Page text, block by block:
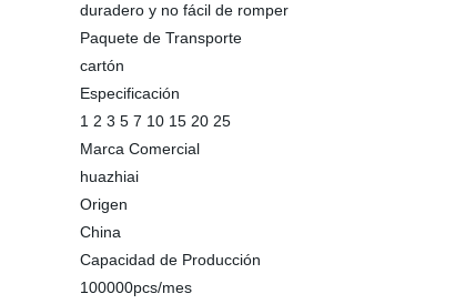
duradero y no fácil de romper
Paquete de Transporte
cartón
Especificación
1 2 3 5 7 10 15 20 25
Marca Comercial
huazhiai
Origen
China
Capacidad de Producción
100000pcs/mes